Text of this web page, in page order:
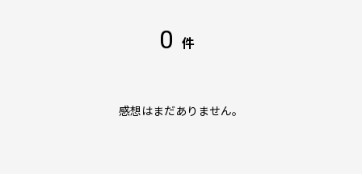
0 件
感想はまだありません。